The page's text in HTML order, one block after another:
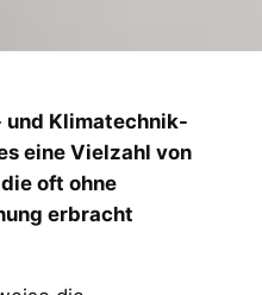
und Klimatechnik-
eine Vielzahl von
oft ohne
erbracht